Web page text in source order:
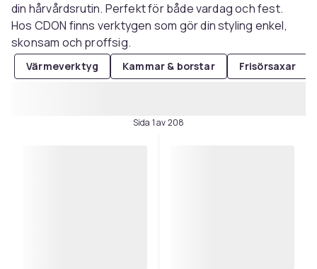
din hårvårdsrutin. Perfekt för både vardag och fest.
Hos CDON finns verktygen som gör din styling enkel,
skonsam och proffsig.
Värmeverktyg Kammar & borstar Frisörsaxar
Sida 1 av 208